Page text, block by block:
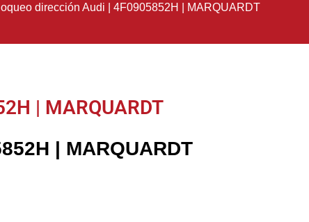
dirección Audi | 4F0905852H | MARQUARDT
| MARQUARDT
| MARQUARDT